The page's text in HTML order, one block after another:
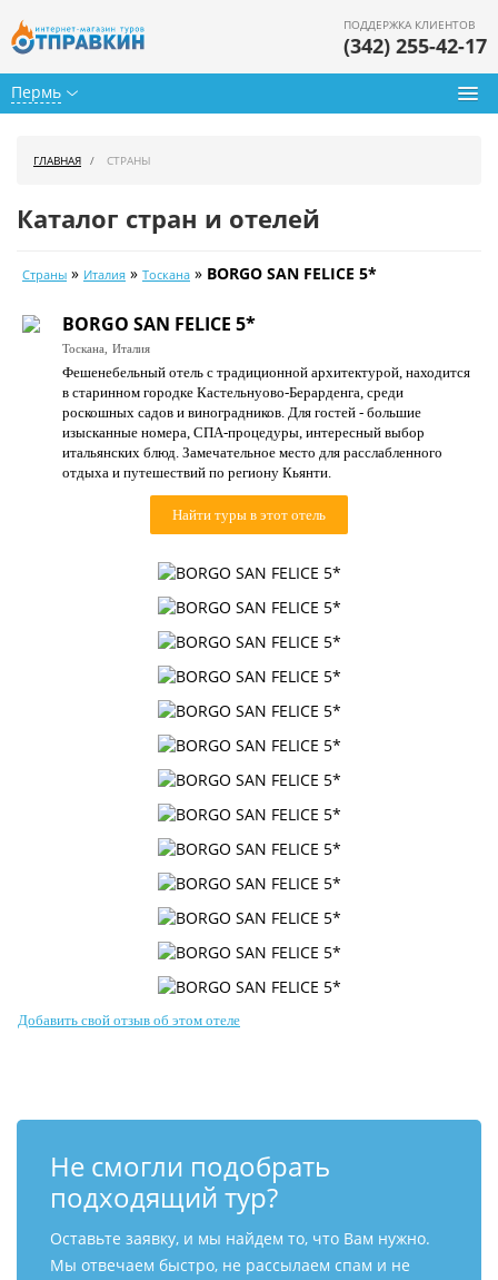
Пермь
ПОДДЕРЖКА КЛИЕНТОВ
(342) 255-42-17
Календарь туров
Цены дня
Страны
Как купить
О нас
ГЛАВНАЯ СТРАНЫ
Каталог стран и отелей
Страны » Италия » Тоскана » BORGO SAN FELICE 5*
BORGO SAN FELICE 5*
Тоскана, Италия
Фешенебельный отель с традиционной архитектурой, находится
в старинном городке Кастельнуово-Берарденга, среди
роскошных садов и виноградников. Для гостей - большие
изысканные номера, СПА-процедуры, интересный выбор
итальянских блюд. Замечательное место для расслабленного
отдыха и путешествий по региону Кьянти.
Найти туры в этот отель
Добавить свой отзыв об этом отеле
Не смогли подобрать
подходящий тур?
Оставьте заявку, и мы найдем то, что Вам нужно.
Мы отвечаем быстро, не рассылаем спам и не